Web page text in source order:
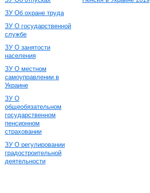
ЗУ Об охране труда
ЗУ О государственной
службе
ЗУ О занятости
населения
ЗУ О местном
самоуправлении в
Украине
ЗУ О
общеобязательном
государственном
пенсионном
страховании
ЗУ О регулировании
градостроительной
деятельности